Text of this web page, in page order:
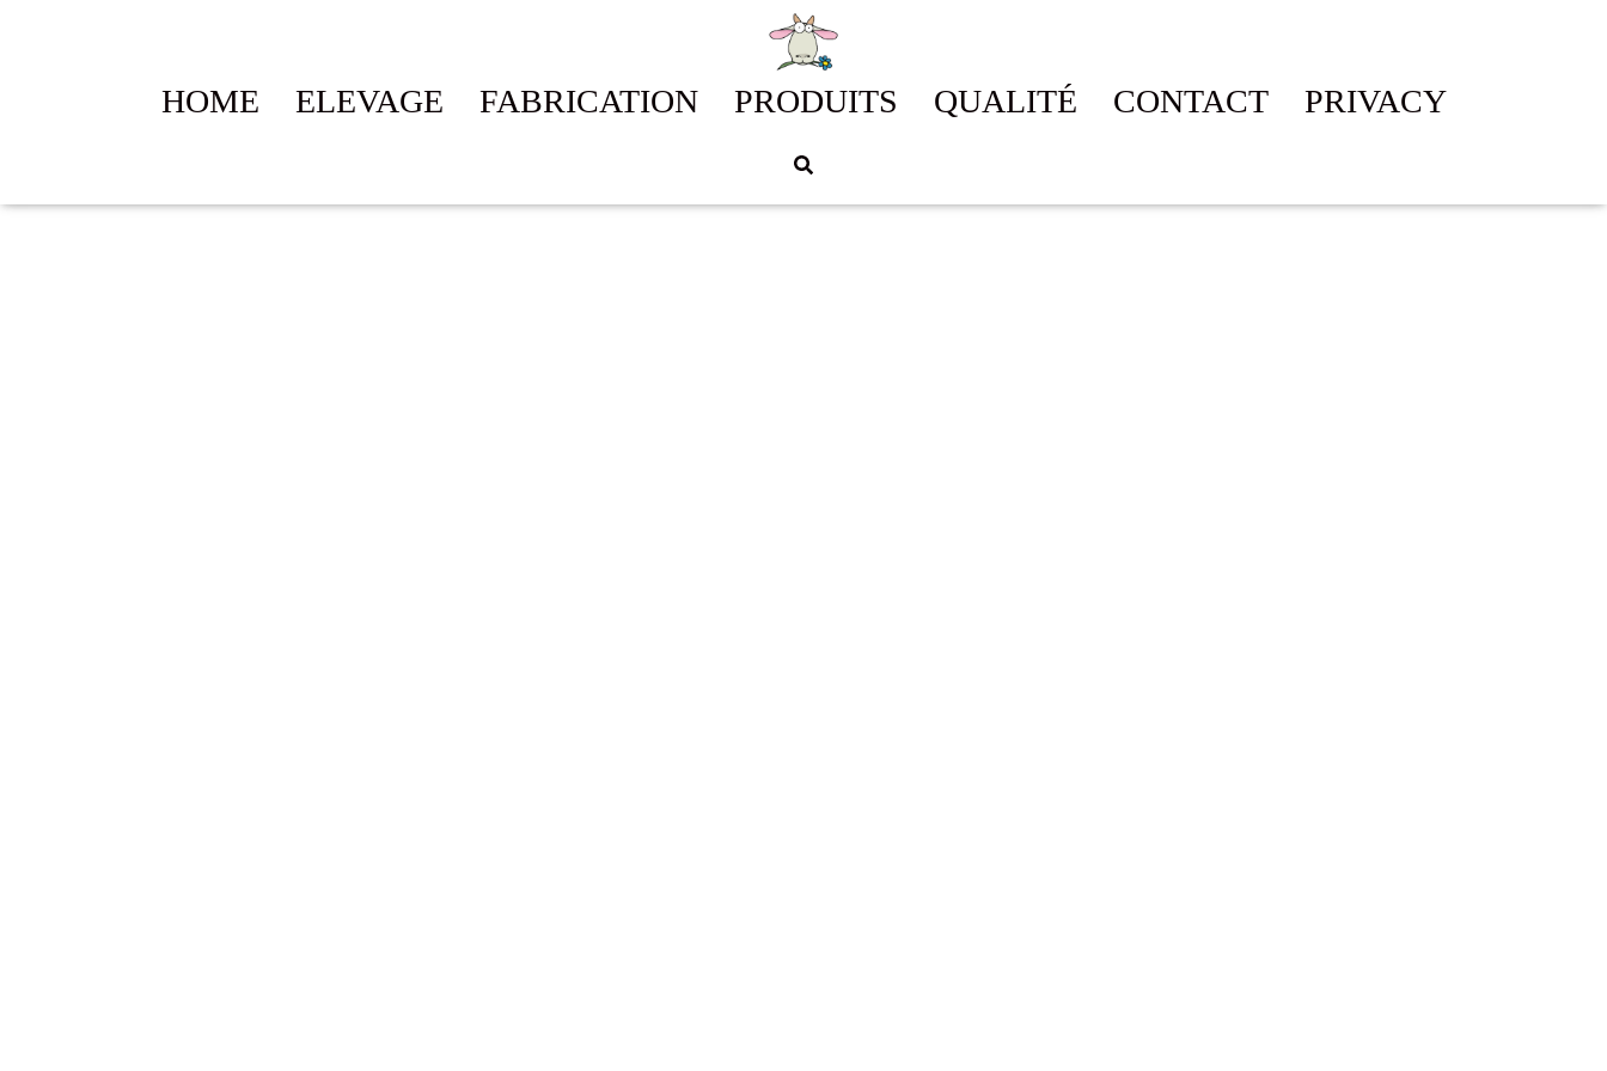
HOME ELEVAGE FABRICATION PRODUITS QUALITÉ CONTACT PRIVACY